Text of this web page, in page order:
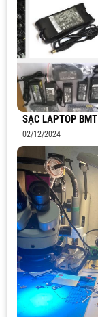
SẠC LAPTOP BMT
02/12/2024